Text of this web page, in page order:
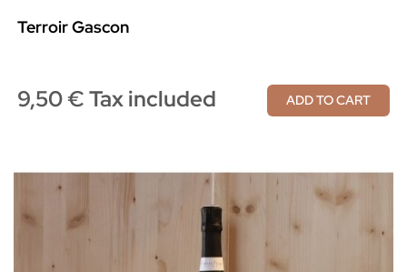
Terroir Gascon
9,50 € Tax included ADD TO CART